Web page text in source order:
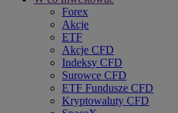
Forex
Akcje
ETF
Akcje CFD
Indeksy CFD
Surowce CFD
ETF Fundusze CFD
Kryptowaluty CFD